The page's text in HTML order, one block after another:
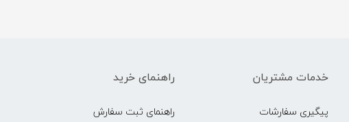
خدمات مشتریان
پیگیری سفارشات
راهنمای خرید
راهنمای ثبت سفارش